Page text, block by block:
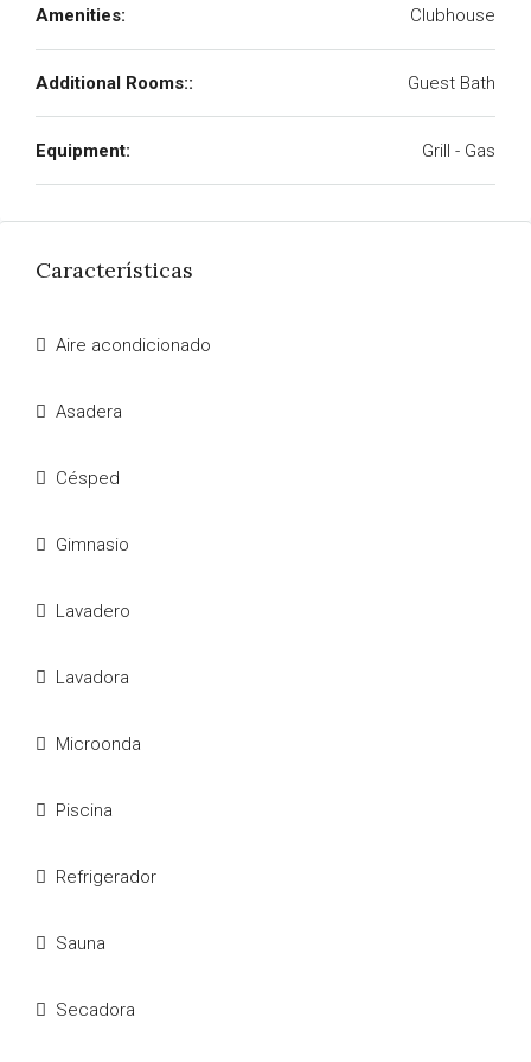
Amenities: Clubhouse
Additional Rooms:: Guest Bath
Equipment: Grill - Gas
Características
Aire acondicionado
Asadera
Césped
Gimnasio
Lavadero
Lavadora
Microonda
Piscina
Refrigerador
Sauna
Secadora